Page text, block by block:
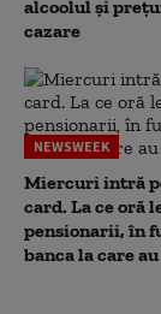
alcoolul și
cazare
NEWSWEEK
Miercuri intră
card. La ce oră
pensionarii, în
banca la care